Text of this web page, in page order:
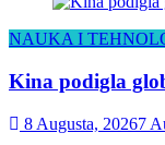
NAUKA I
Kina podigla
8 Augusta, 20267